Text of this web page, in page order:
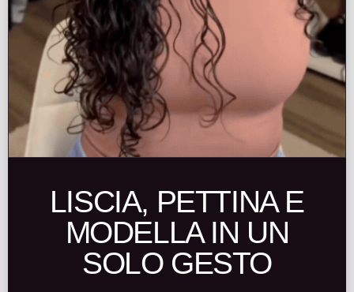
LISCIA, PETTINA E
MODELLA IN UN
SOLO GESTO